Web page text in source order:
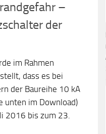
–
der
im Rahmen
dass es bei
der Baureihe 10 kA
unten im Download)
2016 bis zum 23.